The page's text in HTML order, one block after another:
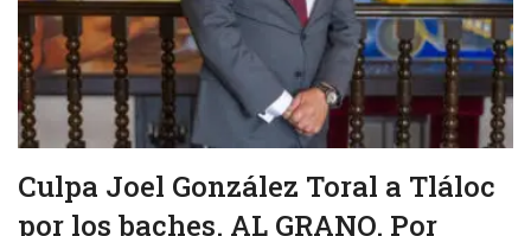
Culpa Joel González Toral a Tláloc
por los baches. AL GRANO. Por